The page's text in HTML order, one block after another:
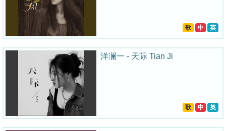
歌 中 英
洋澜一 - 天际 Tian Ji
歌 中 英